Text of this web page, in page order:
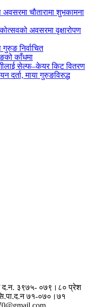
चौतारामा शुभकामना
अवसरमा वृक्षारोपण
गुरुङ निर्वाचित
काँधमा
सेल्फ–केयर किट वितरण
दर्ता, माया गुरुङविरुद्ध
द.न. ३९७५- ०७९।८० प्रेश
७१-०७०।७१